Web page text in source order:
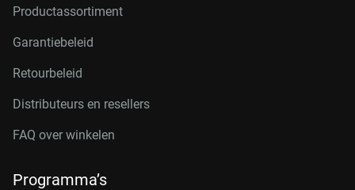
Productassortiment
Garantiebeleid
Retourbeleid
Distributeurs en resellers
FAQ over winkelen
Programma’s